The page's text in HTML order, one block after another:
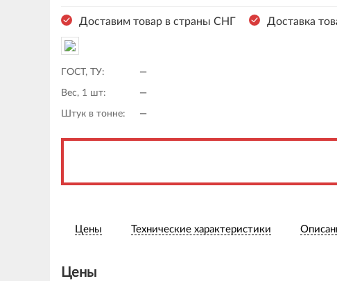
Доставим товар в страны СНГ Доставка
ГОСТ, ТУ: —
Вес, 1 шт: —
Штук в тонне: —
Цены Технические характеристики
Цены